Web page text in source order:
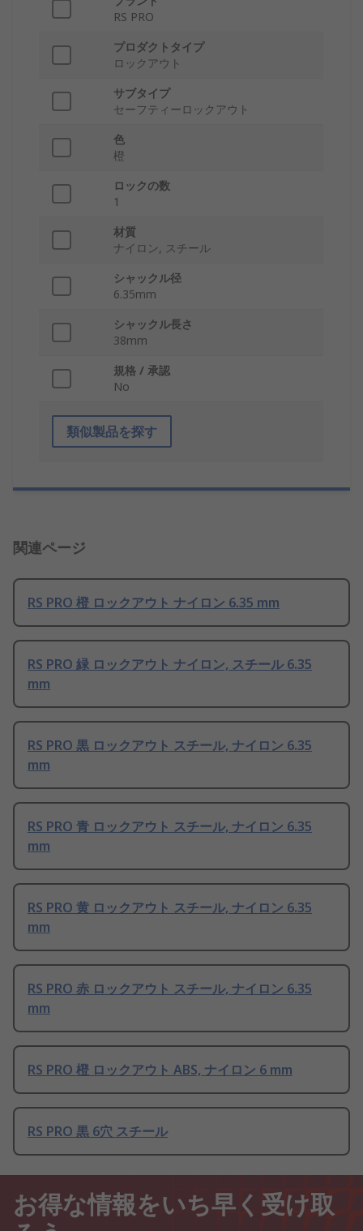
RS PRO
プロダクトタイプ
ロックアウト
サブタイプ
セーフティーロックアウト
色
橙
ロックの数
1
材質
ナイロン, スチール
シャックル径
6.35mm
シャックル長さ
38mm
規格 / 承認
No
類似製品を探す
関連ページ
RS PRO 橙 ロックアウト ナイロン 6.35 mm
RS PRO 緑 ロックアウト ナイロン, スチール 6.35
mm
RS PRO 黒 ロックアウト スチール, ナイロン 6.35
mm
RS PRO 青 ロックアウト スチール, ナイロン 6.35
mm
RS PRO 黄 ロックアウト スチール, ナイロン 6.35
mm
RS PRO 赤 ロックアウト スチール, ナイロン 6.35
mm
RS PRO 橙 ロックアウト ABS, ナイロン 6 mm
RS PRO 黒 6穴 スチール
お得な情報をいち早く受け取